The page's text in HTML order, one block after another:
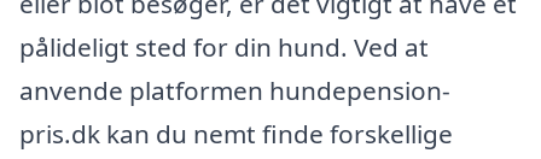
pålideligt sted for din hund. Ved at
anvende platformen hundepension-
pris.dk kan du nemt finde forskellige